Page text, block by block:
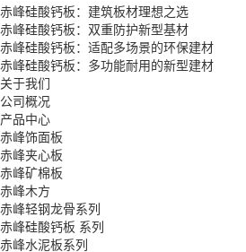
赤峰硅酸钙板：建筑板材理想之选
赤峰硅酸钙板：双重防护新型基材
赤峰硅酸钙板：适配多场景的环保建材
赤峰硅酸钙板：多功能耐用的新型建材
关于我们
公司概况
产品中心
赤峰饰面板
赤峰夹心板
赤峰矿棉板
赤峰木方
赤峰轻钢龙骨系列
赤峰硅酸钙板 系列
赤峰水泥板系列